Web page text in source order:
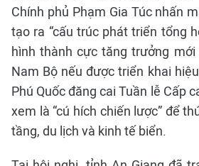
Chính phủ Phạm Gia Túc nhấn
tạo ra “cấu trúc phát triển tổng
hình thành cực tăng trưởng
Nam Bộ nếu được triển khai
Phú Quốc đăng cai Tuần lễ Cấp
xem là “cú hích chiến lược” để
tầng, du lịch và kinh tế biển.